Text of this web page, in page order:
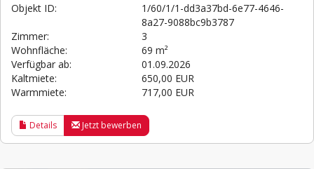
Objekt ID:
1/60/1/1-dd3a37bd-6e77-4646-
8a27-9088bc9b3787
Zimmer:
3
Wohnfläche:
69 m²
Verfügbar ab:
01.09.2026
Kaltmiete:
650,00 EUR
Warmmiete:
717,00 EUR
Details Jetzt bewerben